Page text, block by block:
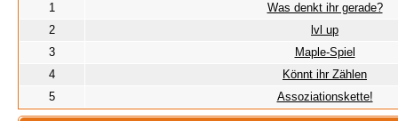
1
Was denkt ihr gerade?
2
lvl up
3
Maple-Spiel
4
Könnt ihr Zählen
5
Assoziationskette!